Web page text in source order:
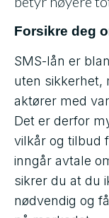
Forsikre deg
SMS-lån er
uten sikkerhet,
aktører med
Det er derfor
vilkår og tilbud
inngår avtale
sikrer du at du
nødvendig og